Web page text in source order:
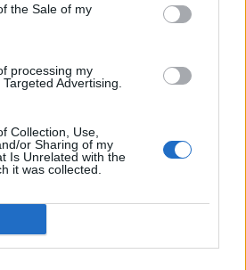
the Sale of my
processing my
Advertising.
Collection, Use,
or Sharing of my
Is Unrelated with the
it was collected.
Megismerem
egy kutyabarát helyet!